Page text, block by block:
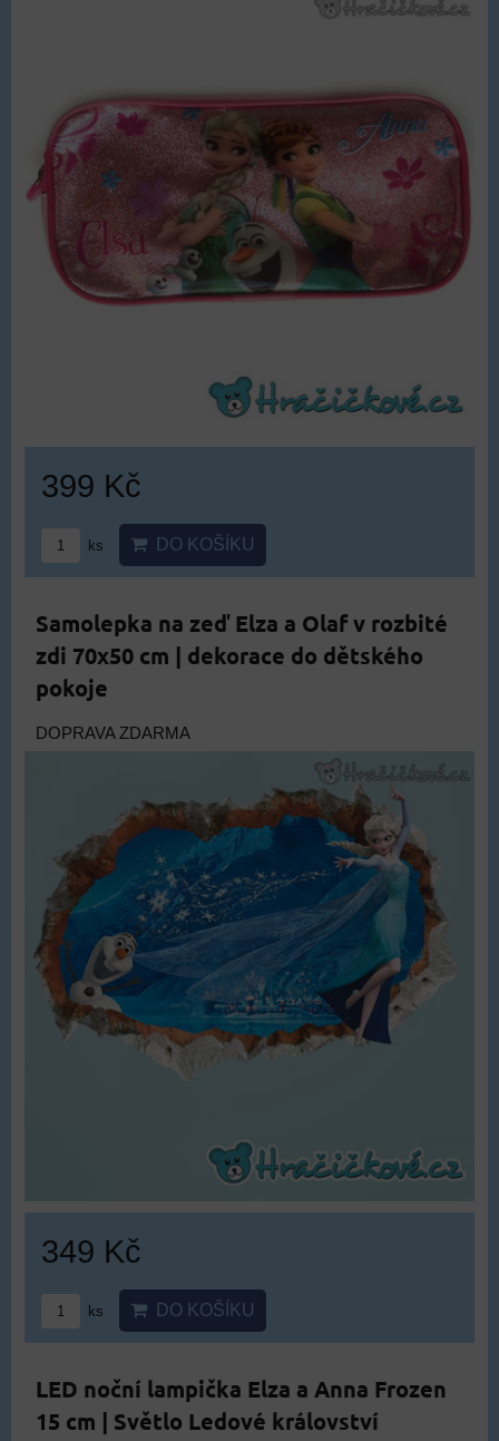
399 Kč
ks DO KOŠÍKU
Samolepka na zeď Elza a Olaf v rozbité
zdi 70x50 cm | dekorace do dětského
pokoje
DOPRAVA ZDARMA
349 Kč
ks DO KOŠÍKU
LED noční lampička Elza a Anna Frozen
15 cm | Světlo Ledové království